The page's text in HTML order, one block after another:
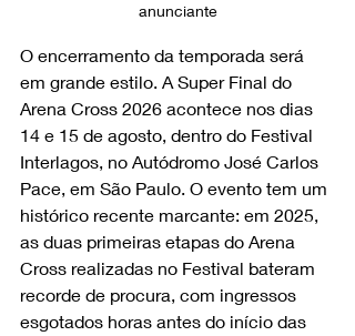
anunciante
O encerramento da temporada será
em grande estilo. A Super Final do
Arena Cross 2026 acontece nos dias
14 e 15 de agosto, dentro do Festival
Interlagos, no Autódromo José Carlos
Pace, em São Paulo. O evento tem um
histórico recente marcante: em 2025,
as duas primeiras etapas do Arena
Cross realizadas no Festival bateram
recorde de procura, com ingressos
esgotados horas antes do início das